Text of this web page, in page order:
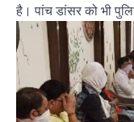
है। पांच डांसर को भी